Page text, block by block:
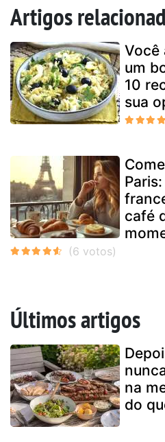
Artigos
Você
um
10
sua
café
Últimos artigos
na
do